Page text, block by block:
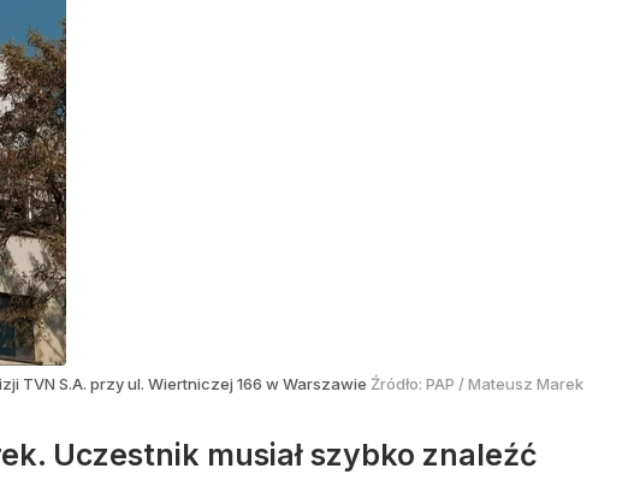
TVN S.A. przy ul. Wiertniczej 166 w Warszawie Źródło: PAP /Mateusz Marek
Uczestnik musiał szybko znaleźć